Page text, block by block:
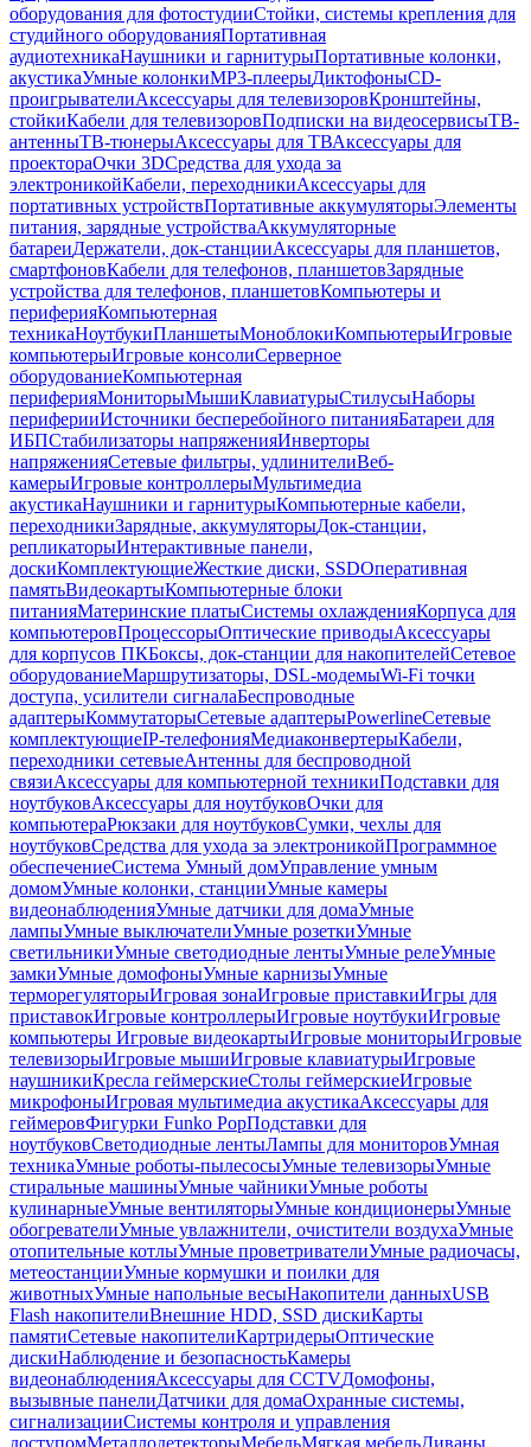
оборудования для фотостудииСтойки, системы крепления для
студийного оборудованияПортативная
аудиотехникаНаушники и гарнитурыПортативные колонки,
акустикаУмные колонкиMP3-плеерыДиктофоныCD-
проигрывателиАксессуары для телевизоровКронштейны,
стойкиКабели для телевизоровПодписки на видеосервисыТВ-
антенныТВ-тюнерыАксессуары для ТВАксессуары для
проектораОчки 3DСредства для ухода за
электроникойКабели, переходникиАксессуары для
портативных устройствПортативные аккумуляторыЭлементы
питания, зарядные устройстваАккумуляторные
батареиДержатели, док-станцииАксессуары для планшетов,
смартфоновКабели для телефонов, планшетовЗарядные
устройства для телефонов, планшетовКомпьютеры и
периферияКомпьютерная
техникаНоутбукиПланшетыМоноблокиКомпьютерыИгровые
компьютерыИгровые консолиСерверное
оборудованиеКомпьютерная
периферияМониторыМышиКлавиатурыСтилусыНаборы
периферииИсточники бесперебойного питанияБатареи для
ИБПСтабилизаторы напряженияИнверторы
напряженияСетевые фильтры, удлинителиВеб-
камерыИгровые контроллерыМультимедиа
акустикаНаушники и гарнитурыКомпьютерные кабели,
переходникиЗарядные, аккумуляторыДок-станции,
репликаторыИнтерактивные панели,
доскиКомплектующиеЖесткие диски, SSDОперативная
памятьВидеокартыКомпьютерные блоки
питанияМатеринские платыСистемы охлажденияКорпуса для
компьютеровПроцессорыОптические приводыАксессуары
для корпусов ПКБоксы, док-станции для накопителейСетевое
оборудованиеМаршрутизаторы, DSL-модемыWi-Fi точки
доступа, усилители сигналаБеспроводные
адаптерыКоммутаторыСетевые адаптерыPowerlineСетевые
комплектующиеIP-телефонияМедиаконвертерыКабели,
переходники сетевыеАнтенны для беспроводной
связиАксессуары для компьютерной техникиПодставки для
ноутбуковАксессуары для ноутбуковОчки для
компьютераРюкзаки для ноутбуковСумки, чехлы для
ноутбуковСредства для ухода за электроникойПрограммное
обеспечениеСистема Умный домУправление умным
домомУмные колонки, станцииУмные камеры
видеонаблюденияУмные датчики для домаУмные
лампыУмные выключателиУмные розеткиУмные
светильникиУмные светодиодные лентыУмные релеУмные
замкиУмные домофоныУмные карнизыУмные
терморегуляторыИгровая зонаИгровые приставкиИгры для
приставокИгровые контроллерыИгровые ноутбукиИгровые
компьютеры Игровые видеокартыИгровые мониторыИгровые
телевизорыИгровые мышиИгровые клавиатурыИгровые
наушникиКресла геймерскиеСтолы геймерскиеИгровые
микрофоныИгровая мультимедиа акустикаАксессуары для
геймеровФигурки Funko PopПодставки для
ноутбуковСветодиодные лентыЛампы для мониторовУмная
техникаУмные роботы-пылесосыУмные телевизорыУмные
стиральные машиныУмные чайникиУмные роботы
кулинарныеУмные вентиляторыУмные кондиционерыУмные
обогревателиУмные увлажнители, очистители воздухаУмные
отопительные котлыУмные проветривателиУмные радиочасы,
метеостанцииУмные кормушки и поилки для
животныхУмные напольные весыНакопители данныхUSB
Flash накопителиВнешние HDD, SSD дискиКарты
памятиСетевые накопителиКартридерыОптические
дискиНаблюдение и безопасностьКамеры
видеонаблюденияАксессуары для CCTVДомофоны,
вызывные панелиДатчики для домаОхранные системы,
сигнализацииСистемы контроля и управления
доступомМеталлодетекторыМебельМягкая мебельДиваны,